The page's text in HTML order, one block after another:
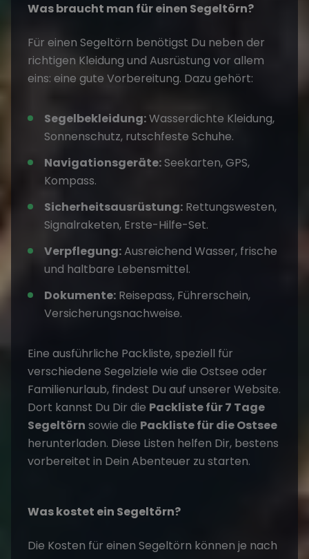
Was braucht man für einen Segeltörn?
Für einen Segeltörn benötigst Du neben der
richtigen Kleidung und Ausrüstung vor allem
eins: eine gute Vorbereitung. Dazu gehört:
Segelbekleidung:Wasserdichte Kleidung,
Sonnenschutz, rutschfeste Schuhe.
Navigationsgeräte:Seekarten, GPS,
Kompass.
Sicherheitsausrüstung: Rettungswesten,
Signalraketen, Erste-Hilfe-Set.
Verpflegung:Ausreichend Wasser, frische
und haltbare Lebensmittel.
Dokumente: Reisepass, Führerschein,
Versicherungsnachweise.
Eine ausführliche Packliste, speziell für
verschiedene Segelziele wie die Ostsee oder
Familienurlaub, findest Du auf unserer Website.
Dort kannst Du Dir die Packliste für 7 Tage
Segeltörn sowie die Packliste für die Ostsee
herunterladen. Diese Listen helfen Dir, bestens
vorbereitet in Dein Abenteuer zu starten.
Was kostet ein Segeltörn?
Die Kosten für einen Segeltörn können je nach